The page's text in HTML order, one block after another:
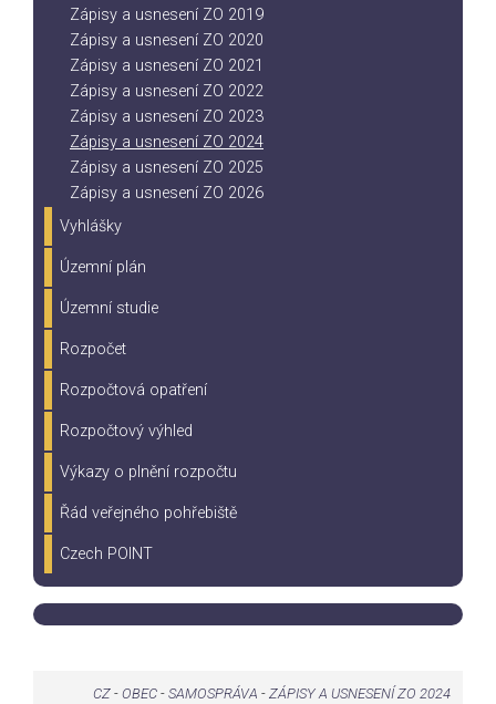
Zápisy a usnesení ZO 2019
Zápisy a usnesení ZO 2020
Zápisy a usnesení ZO 2021
Zápisy a usnesení ZO 2022
Zápisy a usnesení ZO 2023
Zápisy a usnesení ZO 2024
Zápisy a usnesení ZO 2025
Zápisy a usnesení ZO 2026
Vyhlášky
Územní plán
Územní studie
Rozpočet
Rozpočtová opatření
Rozpočtový výhled
Výkazy o plnění rozpočtu
Řád veřejného pohřebiště
Czech POINT
CZ- OBEC- SAMOSPRÁVA - ZÁPISY A USNESENÍ ZO 2024